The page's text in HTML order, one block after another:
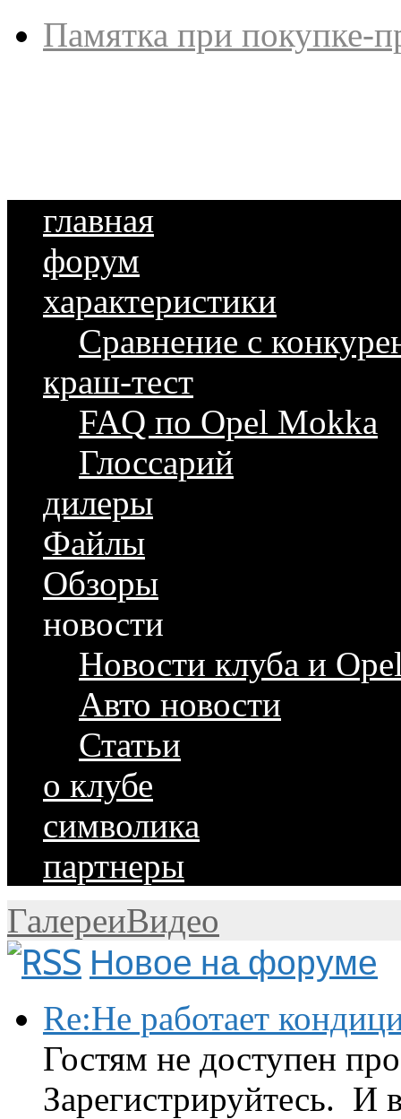
Памятка при покупке-
главная
форум
характеристики
Сравнение с
краш-тест
FAQ по Opel Mokka
Глоссарий
дилеры
Файлы
Обзоры
новости
Новости клуба и
Авто новости
Статьи
о клубе
символика
партнеры
ГалереиВидео
Новое на форуме
Re:Не работает
Гостям не доступен
Зарегистрируйтесь. И